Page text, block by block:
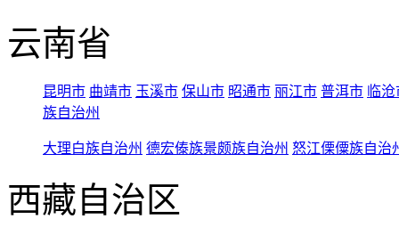
云南省
昆明市 曲靖市 玉溪市 保山市 昭通市 丽江市 普洱市 临
族自治州
大理白族自治州 德宏傣族景颇族自治州 怒江傈僳族自治
西藏自治区